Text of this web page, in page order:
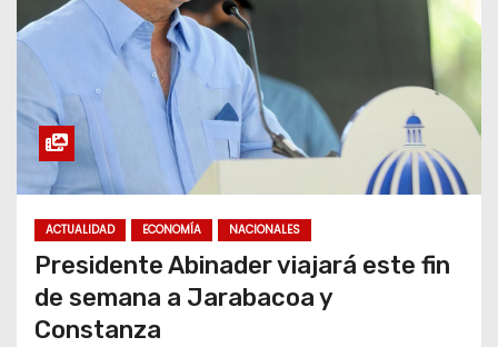
ACTUALIDAD ECONOMÍA NACIONALES
Presidente Abinader viajará este fin
de semana a Jarabacoa y
Constanza